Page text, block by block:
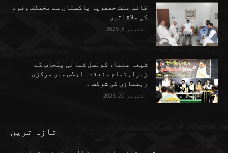
قائد ملت جعفریہ پاکستان سے مختلف وفود
کی ملاقاتیں
اکتوبر 8, 2025
شیعہ علماء کونسل شمالی پنجاب کے
زیراہتمام منعقدہ اجلاسِ میں مرکزی
رہنماؤں کی شرکت ۔
اکتوبر 20, 2025
تازہ ترین